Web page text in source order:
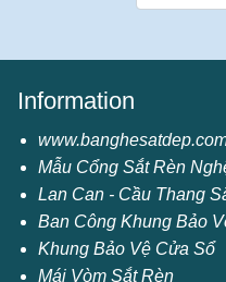
Information
Mẫu Cổng Sắt Rèn
Lan Can - Cầu Thang
Ban Công Khung Bảo
Khung Bảo Vệ Cửa Sổ
Mái Vòm Sắt Rèn